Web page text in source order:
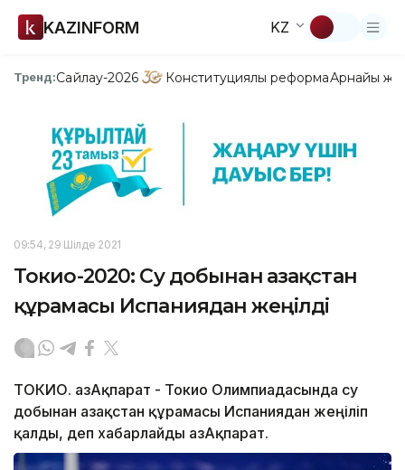
KAZINFORM KZ
Тренд:Сайлау-2026 Конституциялық реформаАрнайы
09:54, 29 Шілде 2021
Токио-2020: Су добынан Қазақстан
құрамасы Испаниядан жеңілді
ТОКИО. ҚазАқпарат - Токио Олимпиадасында су
добынан Қазақстан құрамасы Испаниядан жеңіліп
қалды, деп хабарлайды ҚазАқпарат.